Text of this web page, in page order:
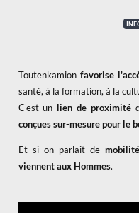
Toutenkamion favorise
santé, à la formation, à la
C'est un lien de proximité
conçues sur-mesure pour le
Et si on parlait de
viennent aux Hommes.